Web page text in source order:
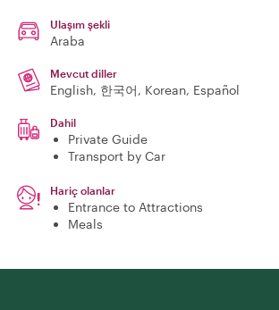
Ulaşım şekli
Araba
Mevcut diller
English, 한국어, Korean, Español
Dahil
Private Guide
Transport by Car
Hariç olanlar
Entrance to Attractions
Meals